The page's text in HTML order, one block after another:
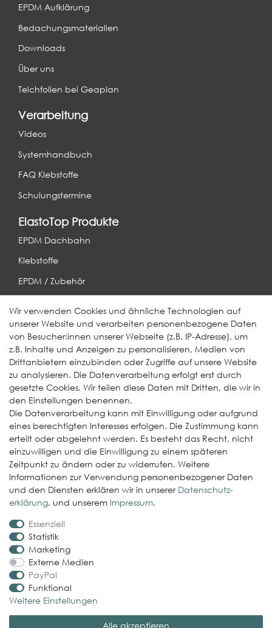
EPDM Aufklärung
Bedachungsmaterialien
Downloads
Über uns
Teichfolien bei Geaplan
Verarbeitung
Videos
Systemhandbuch
FAQ Klebstoffe
Schulungstermine
ElastoTop Produkte
EPDM Dachbahn
Klebstoffe
EPDM / Zubehör
Weitere Produkte
EcoDach EPDM
ElastoGround EPDM Streifen
Multi-Fix Solarhalter
Service
Gewerbekunde werden
Versand & Zahlungsbedingungen
Kontaktformular
Probleme bei der Bestellung?
Rechtliches
Impressum
AGB
Datenschutzerklärung
Widerrufsrecht
Wir verwenden Cookies und ähnliche Technologien auf
unserer Website und verarbeiten personenbezogene Daten
von Besucher:innen unserer Webseite (z.B. IP-Adresse), um
z.B. Inhalte und Anzeigen zu personalisieren, Medien von
Drittanbietern einzubinden oder Zugriffe auf unsere Website
zu analysieren. Die Datenverarbeitung erfolgt erst durch
gesetzte Cookies. Wir teilen diese Daten mit Dritten, die wir in
den Einstellungen benennen.
Die Datenverarbeitung kann mit Einwilligung oder aufgrund
eines berechtigten Interesses erfolgen. Die Zustimmung kann
erteilt oder abgelehnt werden. Es besteht das Recht, nicht
einzuwilligen und die Einwilligung zu einem späteren
Zeitpunkt zu ändern oder zu widerrufen. Weitere
Informationen zur Verwendung personenbezogener Daten
und den Diensten erklären wir in unserer Daten­schutz­
erklärung. und unserem Impressum.
Essenziell
Statistik
Marketing
Externe Medien
PayPal
Funktional
Weitere Einstellungen
Alle akzeptieren